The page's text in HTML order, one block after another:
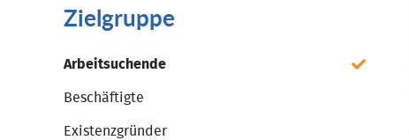
Zielgruppe
Arbeitsuchende
Beschäftigte
Existenzgründer